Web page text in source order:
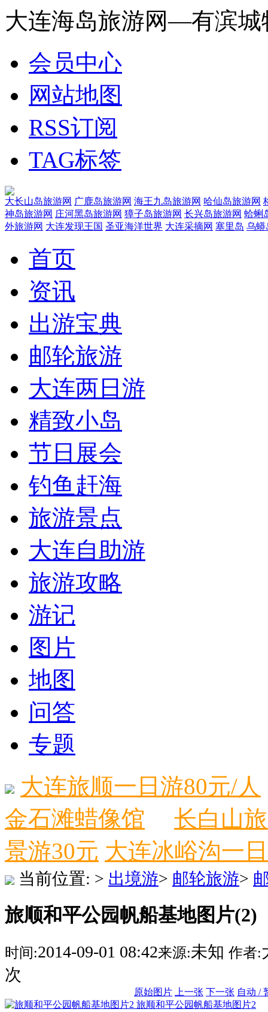
大连海岛旅游网—有滨城
会员中心
网站地图
RSS订阅
TAG标签
大长山岛旅游网 广鹿岛旅游网 海王九岛旅游网 哈仙岛旅游网
神岛旅游网 庄河黑岛旅游网 獐子岛旅游网 长兴岛旅游网 蛤蜊
外旅游网 大连发现王国 圣亚海洋世界 大连采摘网 塞里岛 乌蟒
首页
资讯
出游宝典
邮轮旅游
大连两日游
精致小岛
节日展会
钓鱼赶海
旅游景点
大连自助游
旅游攻略
游记
图片
地图
问答
专题
大连旅顺一日游80元/人
金石滩蜡像馆
长白山
景游30元 大连冰峪沟一
当前位置: > 出境游> 邮轮旅游>
旅顺和平公园帆船基地图片(2)
时间:2014-09-01 08:42来源:未知 作者:
次
原始图片 上一张 下一张 自动 /
旅顺和平公园帆船基地图片2